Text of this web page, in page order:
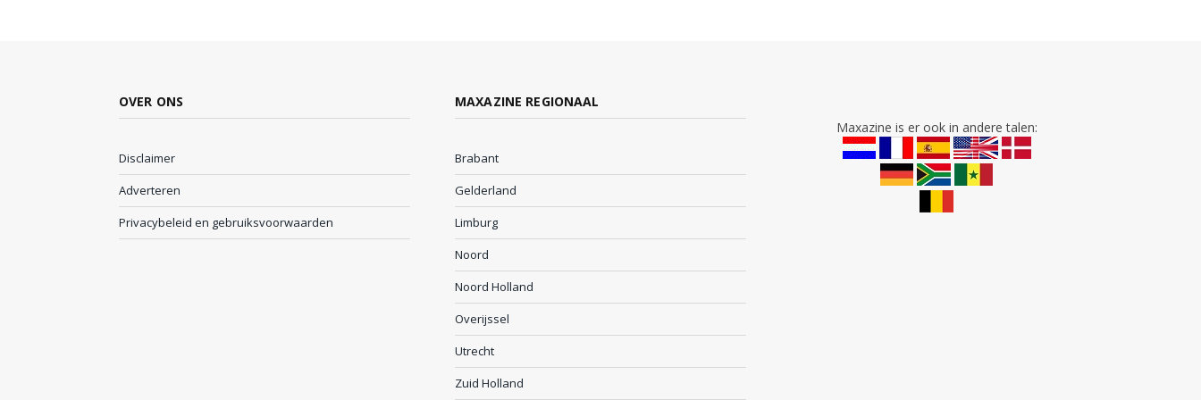
OVER ONS
Disclaimer
Adverteren
Privacybeleid en gebruiksvoorwaarden
MAXAZINE REGIONAAL
Brabant
Gelderland
Limburg
Noord
Noord Holland
Overijssel
Utrecht
Zuid Holland
Maxazine is er ook in andere talen: